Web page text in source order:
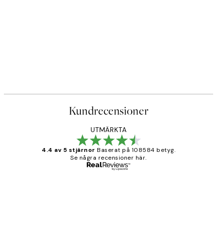
Kundrecensioner
UTMÄRKTA
4.4 av 5 stjärnor Baserat på 108584 betyg.
Se några recensioner här.